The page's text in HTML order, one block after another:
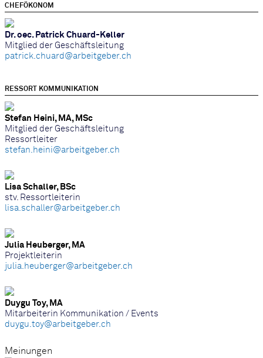
CHEFÖKONOM
Dr. oec. Patrick Chuard-Keller
Mitglied der Geschäftsleitung
patrick.chuard@arbeitgeber.ch
RESSORT KOMMUNIKATION
Stefan Heini, MA, MSc
Mitglied der Geschäftsleitung
Ressortleiter
stefan.heini@arbeitgeber.ch
Lisa Schaller, BSc
stv. Ressortleiterin
lisa.schaller@arbeitgeber.ch
Julia Heuberger, MA
Projektleiterin
julia.heuberger@arbeitgeber.ch
Duygu Toy, MA
Mitarbeiterin Kommunikation / Events
duygu.toy@arbeitgeber.ch
Meinungen